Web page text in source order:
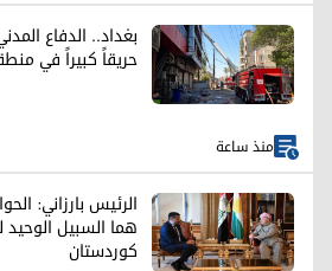
حريقاً كبيراً في
منذ ساعة
الرئيس بارزاني:
هما السبيل
كوردستان